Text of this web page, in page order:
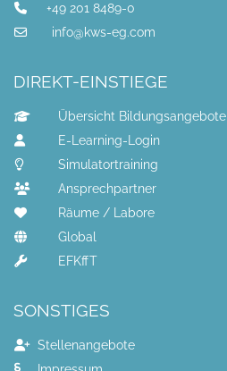
+49 201 8489-0
info@kws-eg.com
DIREKT-EINSTIEGE
Übersicht Bildungsangebote
E-Learning-Login
Simulatortraining
Ansprechpartner
Räume / Labore
Global
EFKffT
SONSTIGES
Stellenangebote